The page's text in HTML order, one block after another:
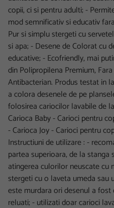
copii, ci si pentru adulti; -
mod semnificativ si educativ
Pur si simplu stergeti cu
si apa; - Desene de Colorat cu
educative; - Ecofriendly, mai
din Polipropilena Premium,
Antibacterian. Produs testat in
a colora desenele de pe
folosirea cariocilor lavabile de
Carioca Baby - Carioci pentru
- Carioca Joy - Carioci pentru
Instructiuni de utilizare : -
partea superioara, de la
atingerea culorilor neuscate cu
stergeti cu o laveta umeda sau
este murdara ori desenul a
reluati; - utilizati doar carioci